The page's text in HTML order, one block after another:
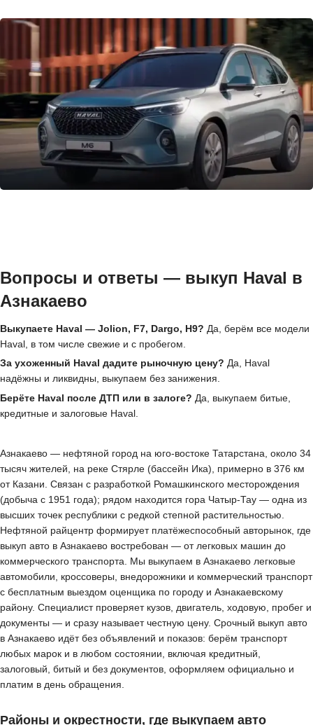
Вопросы и ответы — выкуп Haval в
Азнакаево
Выкупаете Haval — Jolion, F7, Dargo, H9? Да, берём все модели
Haval, в том числе свежие и с пробегом.
За ухоженный Haval дадите рыночную цену? Да, Haval
надёжны и ликвидны, выкупаем без занижения.
Берёте Haval после ДТП или в залоге? Да, выкупаем битые,
кредитные и залоговые Haval.
Азнакаево — нефтяной город на юго-востоке Татарстана, около 34
тысяч жителей, на реке Стярле (бассейн Ика), примерно в 376 км
от Казани. Связан с разработкой Ромашкинского месторождения
(добыча с 1951 года); рядом находится гора Чатыр-Тау — одна из
высших точек республики с редкой степной растительностью.
Нефтяной райцентр формирует платёжеспособный авторынок, где
выкуп авто в Азнакаево востребован — от легковых машин до
коммерческого транспорта. Мы выкупаем в Азнакаево легковые
автомобили, кроссоверы, внедорожники и коммерческий транспорт
с бесплатным выездом оценщика по городу и Азнакаевскому
району. Специалист проверяет кузов, двигатель, ходовую, пробег и
документы — и сразу называет честную цену. Срочный выкуп авто
в Азнакаево идёт без объявлений и показов: берём транспорт
любых марок и в любом состоянии, включая кредитный,
залоговый, битый и без документов, оформляем официально и
платим в день обращения.
Районы и окрестности, где выкупаем авто